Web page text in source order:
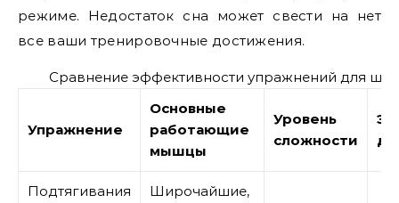
режиме. Недостаток сна может свести на нет
все ваши тренировочные достижения.
Сравнение эффективности упражнений для
Упражнение
Основные
работающие
мышцы
Уровень
сложности
Подтягивания
Широчайшие,